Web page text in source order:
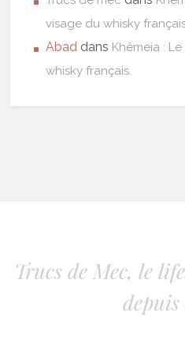
visage du whisky
Abad dans Khêmeia :
whisky français.
Trucs de Mec, le
depuis